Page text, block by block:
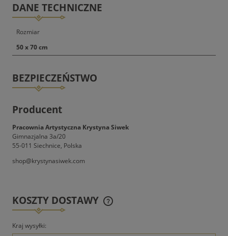
DANE TECHNICZNE
Rozmiar
50 x 70 cm
BEZPIECZEŃSTWO
Producent
Pracownia Artystyczna Krystyna Siwek
Gimnazjalna 3a/20
55-011 Siechnice, Polska
shop@krystynasiwek.com
KOSZTY DOSTAWY
CENA NIE ZAWIERA EWENTUALNYCH KOSZTÓW
PŁATNOŚCI
Kraj wysyłki: